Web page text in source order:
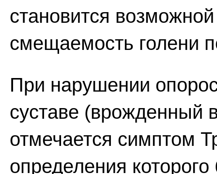
становится
смещаемость голени
При нарушении
суставе (врожденный
отмечается симптом
определения